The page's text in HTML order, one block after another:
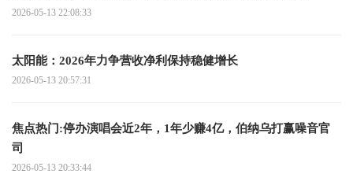
2026-05-13 22:08:33
太阳能：2026年力争营收净利保持稳健增长
2026-05-13 20:57:31
焦点热门:停办演唱会近2年，1年少赚4亿，伯纳乌打赢噪音官
司
2026-05-13 20:33:44